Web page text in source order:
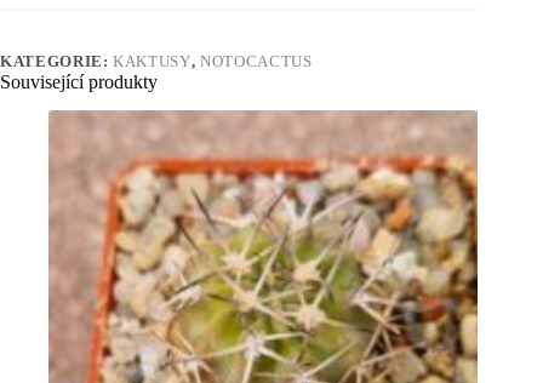
KATEGORIE:KAKTUSY,NOTOCACTUS
Související produkty